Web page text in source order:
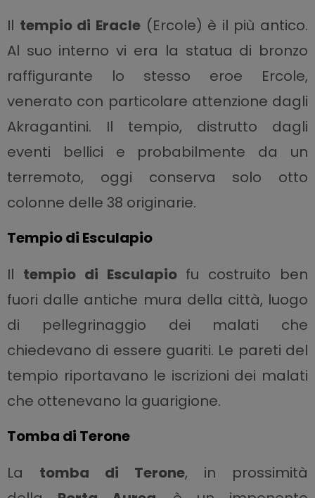
Il tempio di Eracle(Ercole) è il più antico.
Al suo interno vi era la statua di bronzo
raffigurante lo stesso eroe Ercole,
venerato con particolare attenzione dagli
Akragantini. Il tempio, distrutto dagli
eventi bellici e probabilmente da un
terremoto, oggi conserva solo otto
colonne delle 38 originarie.
Tempio di Esculapio
Il tempio di Esculapiofu costruito ben
fuori dalle antiche mura della città, luogo
di pellegrinaggio dei malati che
chiedevano di essere guariti. Le pareti del
tempio riportavano le iscrizioni dei malati
che ottenevano la guarigione.
Tomba di Terone
La tomba di Terone, in prossimità